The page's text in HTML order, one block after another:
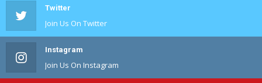
Twitter
Join Us On Twitter
Instagram
Join Us On Instagram